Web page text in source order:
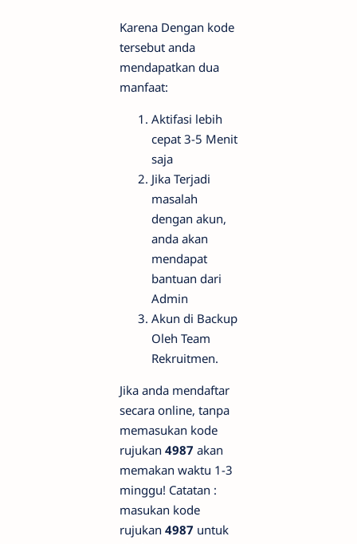
Karena Dengan kode
tersebut anda
mendapatkan dua
manfaat:
Aktifasi lebih
cepat 3-5 Menit
saja
Jika Terjadi
masalah
dengan akun,
anda akan
mendapat
bantuan dari
Admin
Akun di Backup
Oleh Team
Rekruitmen.
Jika anda mendaftar
secara online, tanpa
memasukan kode
rujukan 4987 akan
memakan waktu 1-3
minggu! Catatan :
masukan kode
rujukan 4987 untuk